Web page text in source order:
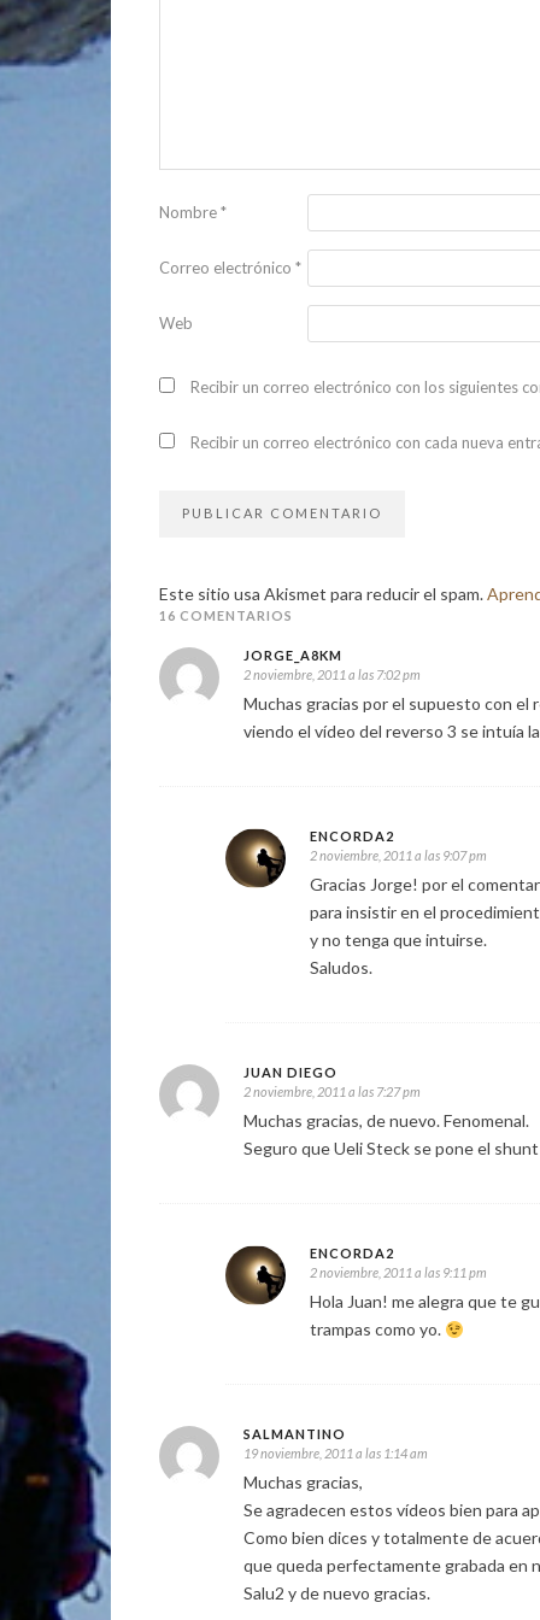
Nombre*
Correo electrónico *
Web
Recibir un correo electrónico con los siguientes
Recibir un correo electrónico con cada nueva
Este sitio usa Akismet para reducir el spam.
16 COMENTARIOS
JORGE_A8KM
2 noviembre, 2011 a las 7:02 pm
Muchas gracias por el supuesto con el
viendo el vídeo del reverso 3 se intuía
ENCORDA2
2 noviembre, 2011 a las 9:07 pm
Gracias Jorge! por el
para insistir en el
y no tenga que intuirse.
Saludos.
JUAN DIEGO
2 noviembre, 2011 a las 7:27 pm
Muchas gracias, de nuevo. Fenomenal.
Seguro que Ueli Steck se pone el
ENCORDA2
2 noviembre, 2011 a las 9:11 pm
Hola Juan! me alegra que te
trampas como yo.
SALMANTINO
19 noviembre, 2011 a las 1:14 am
Muchas gracias,
Se agradecen estos vídeos bien para
Como bien dices y totalmente de
que queda perfectamente grabada en
Salu2 y de nuevo gracias.